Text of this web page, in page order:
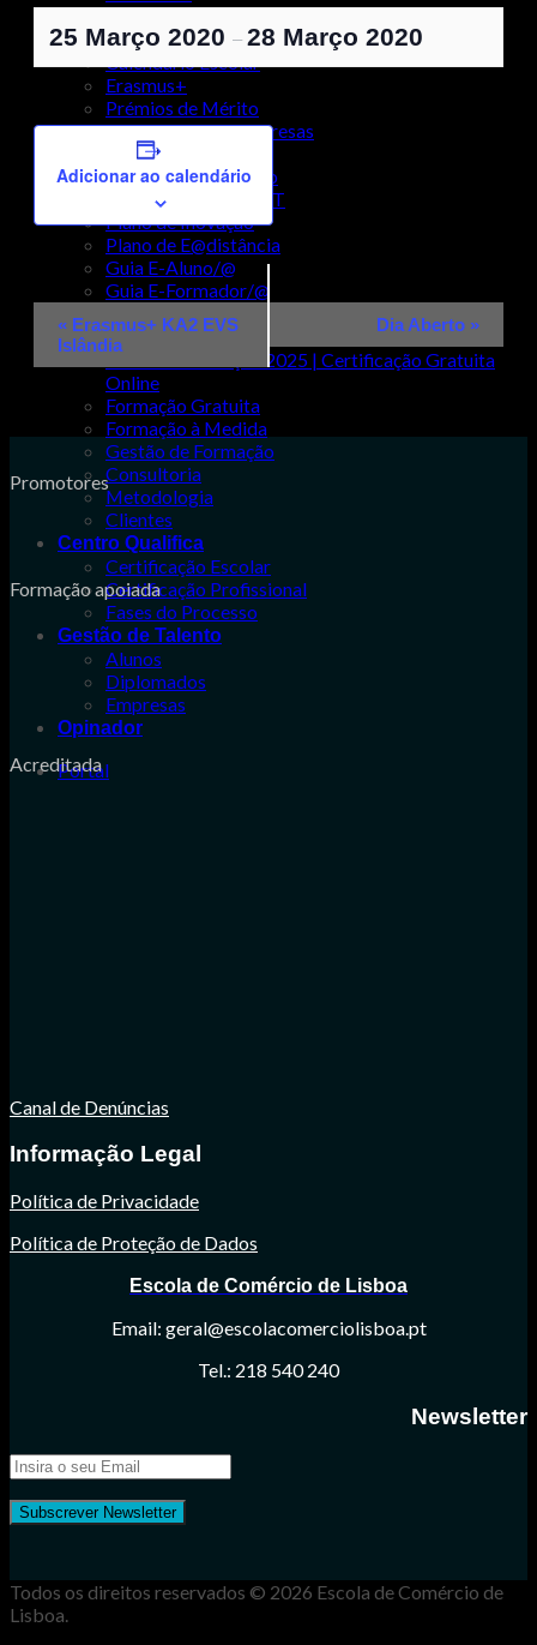
Cursos
Calendário Escolar
Erasmus+
Prémios de Mérito
Relação com as empresas
Projeto Educativo
Regulamento Interno
Certificação EQAVET
Plano de Inovação
Plano de E@distância
Guia E-Aluno/@
Guia E-Formador/@
Learning Navigators
Formação e Consultoria
Plano de Formação 2025 | Certificação Gratuita
Online
Formação Gratuita
Formação à Medida
Gestão de Formação
Consultoria
Metodologia
Clientes
Centro Qualifica
Certificação Escolar
Certificação Profissional
Fases do Processo
Gestão de Talento
Alunos
Diplomados
Empresas
Opinador
Portal
25 Março 2020 – 28 Março 2020
Adicionar ao calendário
Navegação
do
Evento
« Erasmus+ KA2 EVS
Islândia
Dia Aberto »
Promotores
Formação apoiada
Acreditada
Canal de Denúncias
Informação Legal
Política de Privacidade
Política de Proteção de Dados
Escola de Comércio de Lisboa
Email: geral@escolacomerciolisboa.pt
Tel.: 218 540 240
Newsletter
Todos os direitos reservados © 2026 Escola de Comércio de
Lisboa.